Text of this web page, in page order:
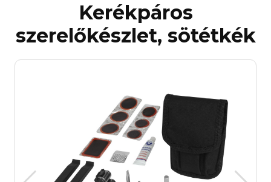
Kerékpáros
szerelőkészlet, sötétkék